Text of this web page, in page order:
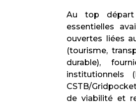
Au top départ
essentielles
ouvertes liées
(tourisme,
durable),
institutionnels
CSTB/
de viabilité et